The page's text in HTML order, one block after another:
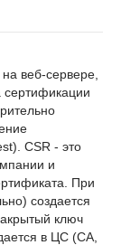
веб-сервере,
сертификации
CSR - это
и
При
создается
ключ
в ЦС (CA,